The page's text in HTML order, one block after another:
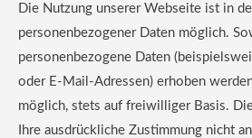
Die Nutzung unserer Webseite ist in
personenbezogener Daten möglich.
personenbezogene Daten
oder E-Mail-Adressen) erhoben
möglich, stets auf freiwilliger Basis.
Ihre ausdrückliche Zustimmung nicht